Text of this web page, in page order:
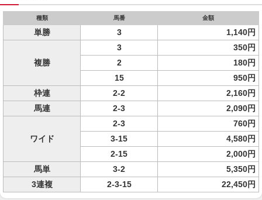
種類 馬番 金額
単勝 3 1,140円
複勝
3
350円
2
180円
15
950円
枠連
2-2
2,160円
馬連
2-3 2,090円
ワイド
2-3
760円
3-15
4,580円
2-15
2,000円
馬単
3-2
5,350円
3連複
2-3-15 22,450円